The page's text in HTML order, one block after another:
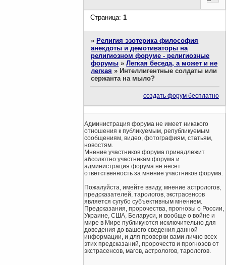
Страница:1
»Религия эзотерика философия
анекдоты и демотиваторы на
религиозном форуме - религиозные
форумы »Легкая беседа, а может и не
легкая »Интеллигентные солдаты или
сержанта на мыло?
создать форум бесплатно
Администрация форума не имеет никакого
отношения к публикуемым, републикуемым
сообщениям, видео, фотографиям, статьям,
новостям.
Мнение участников форума принадлежит
абсолютно участникам форума и
администрация форума не несет
ответственность за мнение участников форума.
Пожалуйста, имейте ввиду, мнение астрологов,
предсказателей, тарологов, экстрасенсов
является сугубо субъективным мнением.
Предсказания, пророчества, прогнозы о России,
Украине, США, Беларуси, и вообще о войне и
мире в Мире публикуются исключительно для
доведения до вашего сведения данной
информации, и для проверки вами лично всех
этих предсказаний, пророчеств и прогнозов от
экстрасенсов, магов, астрологов, тарологов.